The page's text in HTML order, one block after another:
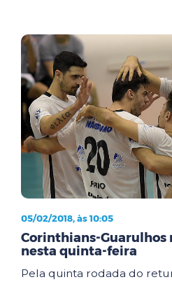
05/02/2018, às 10:05
Corinthians-Guarulhos
nesta quinta-feira
Pela quinta rodada do